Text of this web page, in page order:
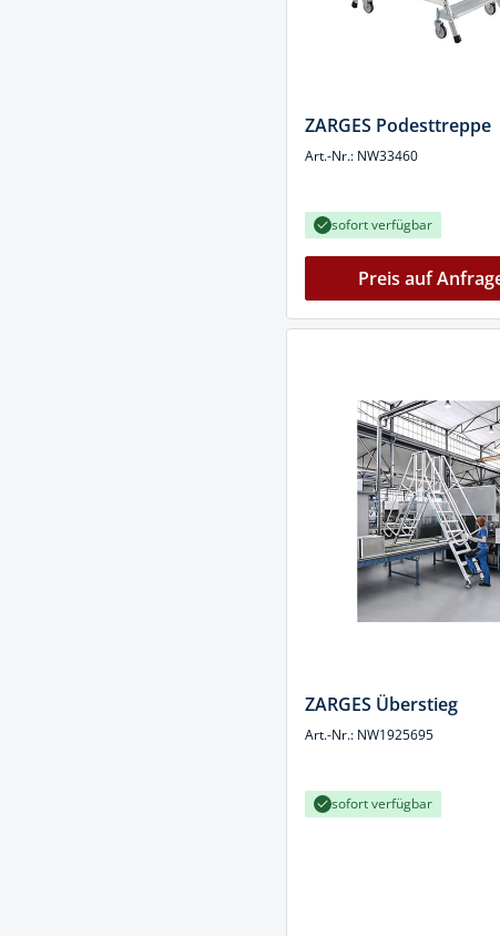
Spachtel &
ZARGES Podesttreppe
Art.-Nr.: NW33460
sofort verfügbar
Preis auf
ZARGES Überstieg
Art.-Nr.: NW1925695
sofort verfügbar